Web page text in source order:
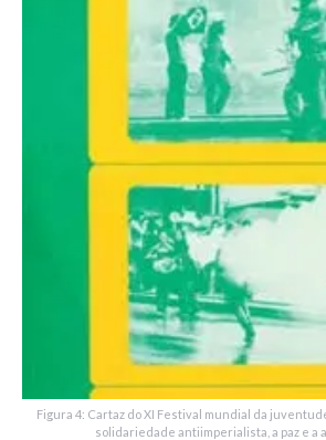
Figura 4: Cartaz do XI Festival mundial da
solidariedade antiimperialista, a paz e a